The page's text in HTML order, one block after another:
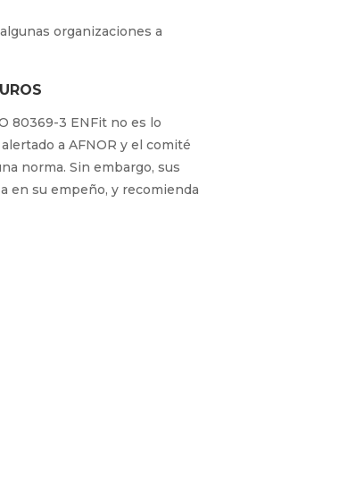
organizaciones a
80369-3 ENFit no es lo
a AFNOR y el comité
norma. Sin embargo, sus
en su empeño, y recomienda